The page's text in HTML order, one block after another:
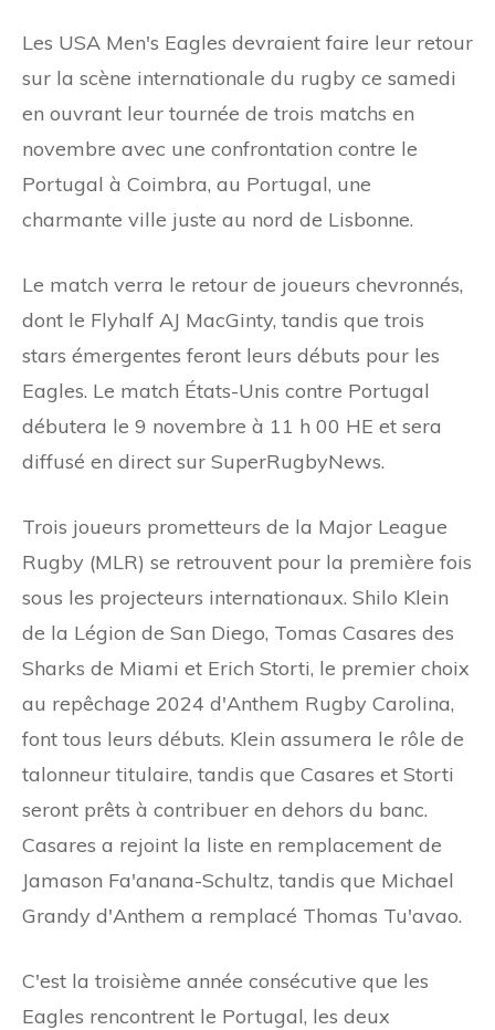
Les USA Men's Eagles devraient faire leur retour
sur la scène internationale du rugby ce samedi
en ouvrant leur tournée de trois matchs en
novembre avec une confrontation contre le
Portugal à Coimbra, au Portugal, une
charmante ville juste au nord de Lisbonne.
Le match verra le retour de joueurs chevronnés,
dont le Flyhalf AJ MacGinty, tandis que trois
stars émergentes feront leurs débuts pour les
Eagles. Le match États-Unis contre Portugal
débutera le 9 novembre à 11 h 00 HE et sera
diffusé en direct sur SuperRugbyNews.
Trois joueurs prometteurs de la Major League
Rugby (MLR) se retrouvent pour la première fois
sous les projecteurs internationaux. Shilo Klein
de la Légion de San Diego, Tomas Casares des
Sharks de Miami et Erich Storti, le premier choix
au repêchage 2024 d'Anthem Rugby Carolina,
font tous leurs débuts. Klein assumera le rôle de
talonneur titulaire, tandis que Casares et Storti
seront prêts à contribuer en dehors du banc.
Casares a rejoint la liste en remplacement de
Jamason Fa'anana-Schultz, tandis que Michael
Grandy d'Anthem a remplacé Thomas Tu'avao.
C'est la troisième année consécutive que les
Eagles rencontrent le Portugal, les deux